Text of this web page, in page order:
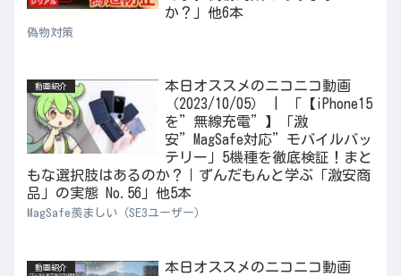
か？」他6本
偽物対策
動画紹介
本日オススメのニコニコ動画
（2023/10/05） | 「【iPhone15
を”無線充電”】「激
安”MagSafe対応”モバイルバッ
テリー」5機種を徹底検証！まと
もな選択肢はあるのか？｜ずんだもんと学ぶ「激安商
品」の実態 No.56」他5本
MagSafe羨ましい（SE3ユーザー）
動画紹介
本日オススメのニコニコ動画